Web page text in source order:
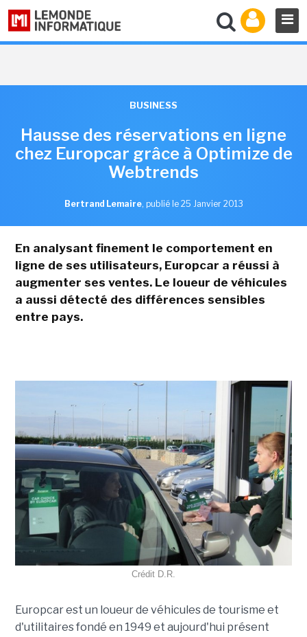
BUSINESS
Hausse des réservations en ligne
chez Europcar grâce à Optimize de
Webtrends
Bertrand Lemaire, publié le 25 Janvier 2013
En analysant finement le comportement en
ligne de ses utilisateurs, Europcar a réussi à
augmenter ses ventes. Le loueur de véhicules
a aussi détecté des différences sensibles
entre pays.
Crédit D.R.
Europcar est un loueur de véhicules de tourisme et
d'utilitaires fondé en 1949 et aujourd'hui présent